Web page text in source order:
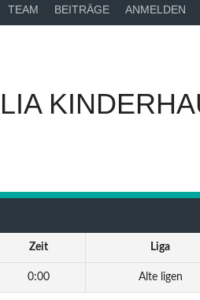
TEAM BEITRÄGE ANMELDEN
Zeit Liga
0:00 Alte ligen